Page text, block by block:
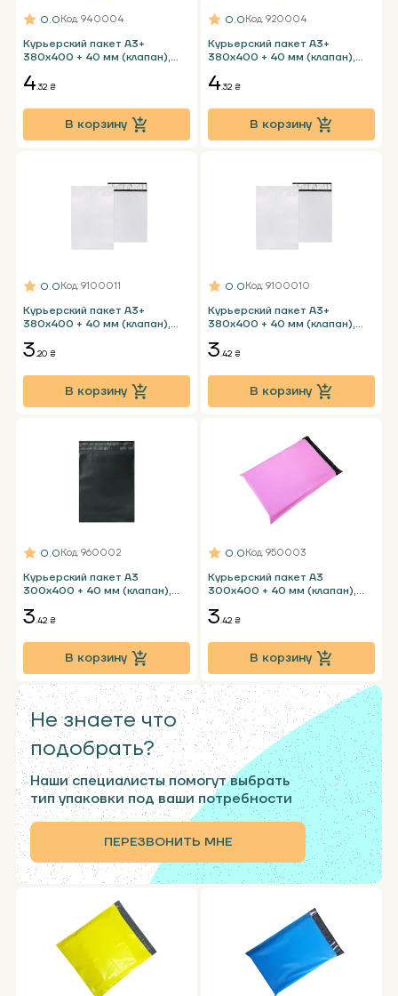
Курьерский пакет А3+
380х400 + 40 мм (клапан),
0.0Код: 940004
4.32 ₴
В корзину
Курьерский пакет А3+
380х400 + 40 мм (клапан),
0.0Код: 920004
4.32 ₴
В корзину
Не знаете что
подобрать?
Наши специалисты помогут выбрать
тип упаковки под ваши потребности
ПЕРЕЗВОНИТЬ МНЕ
Курьерский пакет А3+
380х400 + 40 мм (клапан),
0.0Код: 9100011
3.20 ₴
В корзину
Курьерский пакет А3+
380х400 + 40 мм (клапан),
0.0Код: 9100010
3.42 ₴
В корзину
Курьерский пакет А3
300х400 + 40 мм (клапан),
0.0Код: 960002
3.42 ₴
В корзину
Курьерский пакет А3
300х400 + 40 мм (клапан),
0.0Код: 950003
3.42 ₴
В корзину